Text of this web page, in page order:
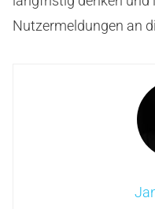
Nutzermeldungen an